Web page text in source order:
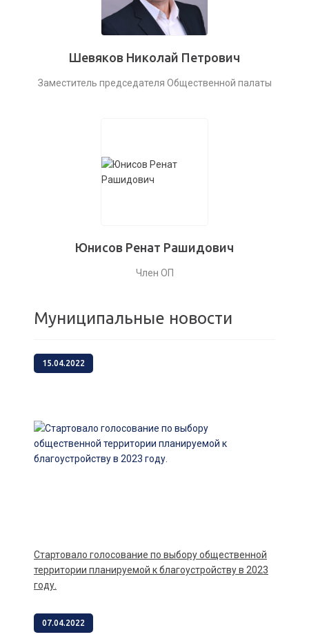
Шевяков Николай Петрович
Заместитель председателя Общественной палаты
Юнисов Ренат Рашидович
Член ОП
Муниципальные новости
15.04.2022
Стартовало голосование по выбору общественной
территории планируемой к благоустройству в 2023
году.
07.04.2022